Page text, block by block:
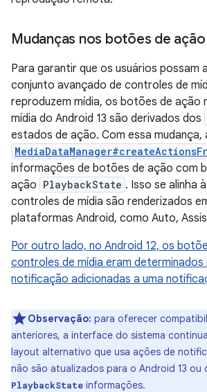
Mudanças nos botões de ação
Para garantir que os usuários possam
conjunto avançado de controles de
reproduzem mídia, os botões de ação
mídia do Android 13 são derivados dos
estados de ação. Com essa mudança,
informações de botões de ação com
ação PlaybackState . Isso se alinha
controles de mídia são renderizados
plataformas Android, como Auto,
Por outro lado, no Android 12, os
controles de mídia eram
notificação adicionadas a uma
Observação: para oferecer
anteriores, a interface do sistema
layout alternativo que usa ações de
não são atualizados para o Android 13 ou
PlaybackState informações.